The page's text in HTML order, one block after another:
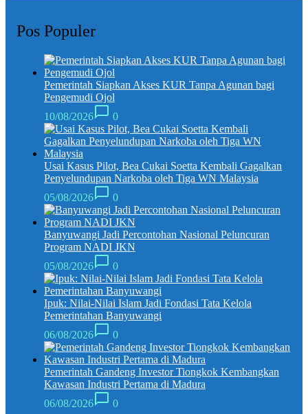
Pos Populer
Pemerintah Siapkan Akses KUR Tanpa Agunan bagi
Pengemudi Ojol
10/08/2026
0
Usai Kasus Pilot, Bea Cukai Soetta Kembali Gagalkan
Penyelundupan Narkoba oleh Tiga WN Malaysia
05/08/2026
0
Banyuwangi Jadi Percontohan Nasional Peluncuran
Program NADI JKN
05/08/2026
0
Ipuk: Nilai-Nilai Islam Jadi Fondasi Tata Kelola
Pemerintahan Banyuwangi
06/08/2026
0
Pemerintah Gandeng Investor Tiongkok Kembangkan
Kawasan Industri Pertama di Madura
06/08/2026
0